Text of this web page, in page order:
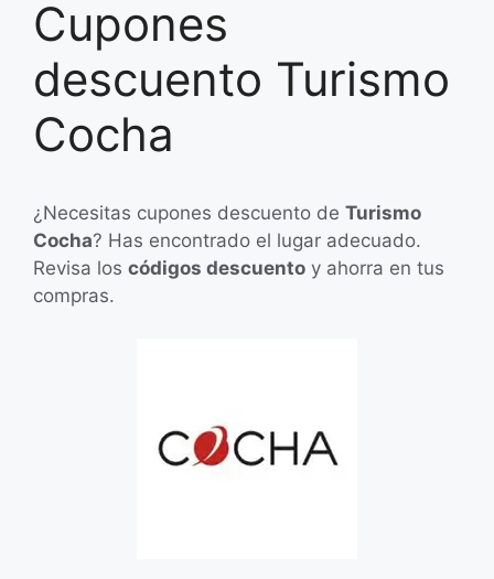
Cupones
descuento Turismo
Cocha
¿Necesitas cupones descuento de Turismo
Cocha? Has encontrado el lugar adecuado.
Revisa los códigos descuento y ahorra en tus
compras.